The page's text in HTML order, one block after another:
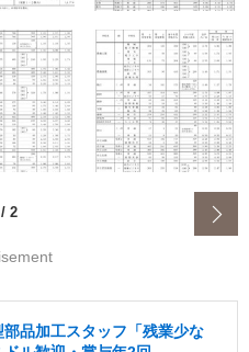
/ 2
品加工スタッフ「残業少な